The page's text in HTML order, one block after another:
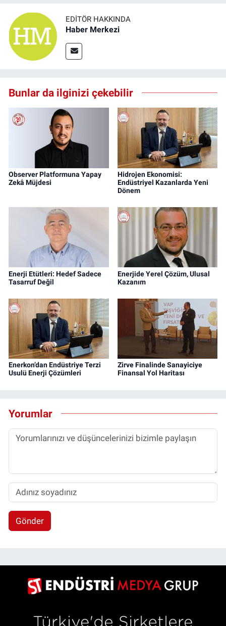
EDITÖR HAKKINDA
Haber Merkezi
Bunlar da ilginizi çekebilir
Observer Platformuna Yapay
Zekâ Müjdesi
Hidrojen Ekonomisi:
Endüstriyel Kazanlarda Yeni
Dönem
Enerji Etütleri: Hedef Sadece
Tasarruf Değil
Enerjide Yerel Çözüm, Ulusal
Kazanım
Enerkon’dan Endüstriye Terzi
Usulü Enerji Çözümleri
Zirve Finalinde Sanayiciye
Finansal Yol Haritası
Yorumlar
Gönder